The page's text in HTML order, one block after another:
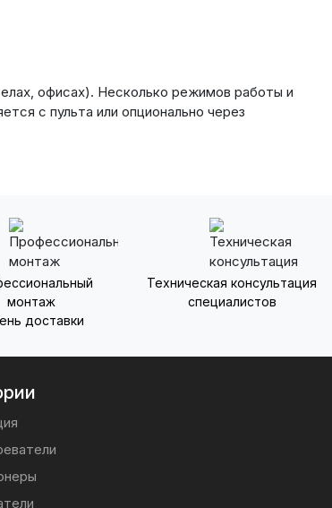
офисах). Несколько режимов работы и
с пульта или опционально через
монтаж
доставки
Техническая консультация
специалистов